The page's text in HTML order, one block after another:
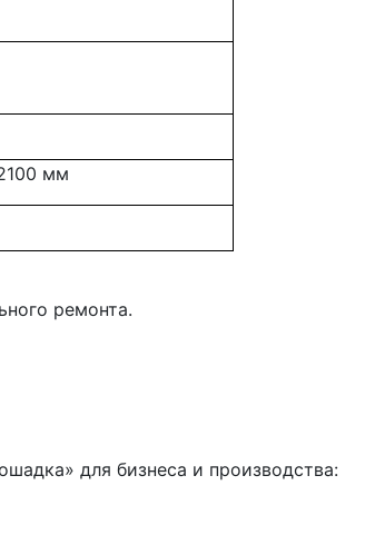
мм
ремонта.
для бизнеса и производства: